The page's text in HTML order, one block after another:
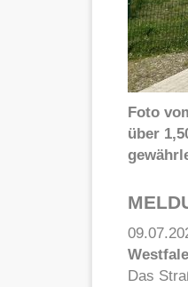
Foto
über
Das